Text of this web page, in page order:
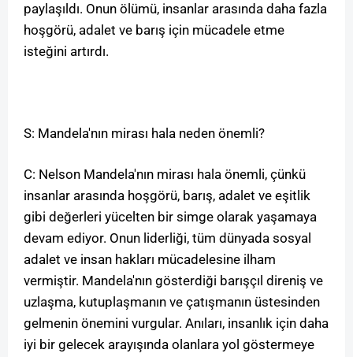
paylaşıldı. Onun ölümü, insanlar arasında daha fazla
hoşgörü, adalet ve barış için mücadele etme
isteğini artırdı.
S: Mandela'nın mirası hala neden önemli?
C: Nelson Mandela'nın mirası hala önemli, çünkü
insanlar arasında hoşgörü, barış, adalet ve eşitlik
gibi değerleri yücelten bir simge olarak yaşamaya
devam ediyor. Onun liderliği, tüm dünyada sosyal
adalet ve insan hakları mücadelesine ilham
vermiştir. Mandela'nın gösterdiği barışçıl direniş ve
uzlaşma, kutuplaşmanın ve çatışmanın üstesinden
gelmenin önemini vurgular. Anıları, insanlık için daha
iyi bir gelecek arayışında olanlara yol göstermeye